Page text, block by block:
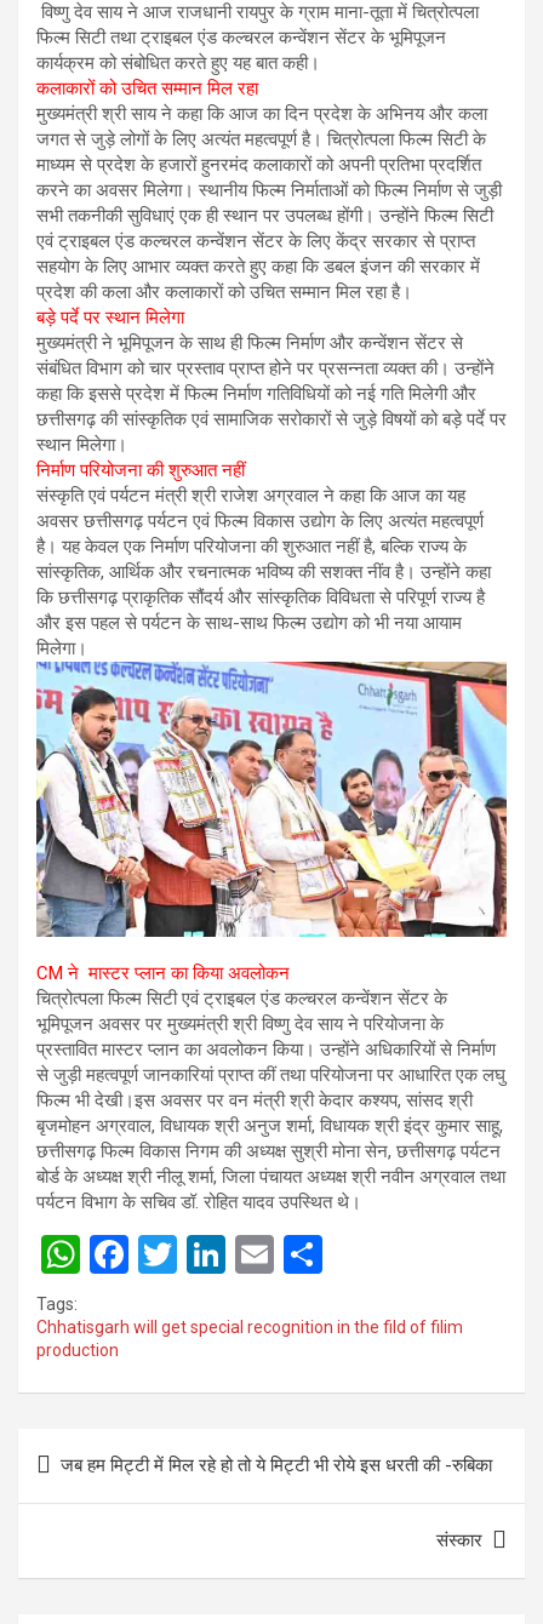
विष्णु देव साय ने आज राजधानी रायपुर के ग्राम माना-तूता में चित्रोत्पला
फिल्म सिटी तथा ट्राइबल एंड कल्चरल कन्वेंशन सेंटर के भूमिपूजन
कार्यक्रम को संबोधित करते हुए यह बात कही।
कलाकारों को उचित सम्मान मिल रहा
मुख्यमंत्री श्री साय ने कहा कि आज का दिन प्रदेश के अभिनय और कला
जगत से जुड़े लोगों के लिए अत्यंत महत्वपूर्ण है। चित्रोत्पला फिल्म सिटी के
माध्यम से प्रदेश के हजारों हुनरमंद कलाकारों को अपनी प्रतिभा प्रदर्शित
करने का अवसर मिलेगा। स्थानीय फिल्म निर्माताओं को फिल्म निर्माण से जुड़ी
सभी तकनीकी सुविधाएं एक ही स्थान पर उपलब्ध होंगी। उन्होंने फिल्म सिटी
एवं ट्राइबल एंड कल्चरल कन्वेंशन सेंटर के लिए केंद्र सरकार से प्राप्त
सहयोग के लिए आभार व्यक्त करते हुए कहा कि डबल इंजन की सरकार में
प्रदेश की कला और कलाकारों को उचित सम्मान मिल रहा है।
बड़े पर्दे पर स्थान मिलेगा
मुख्यमंत्री ने भूमिपूजन के साथ ही फिल्म निर्माण और कन्वेंशन सेंटर से
संबंधित विभाग को चार प्रस्ताव प्राप्त होने पर प्रसन्नता व्यक्त की। उन्होंने
कहा कि इससे प्रदेश में फिल्म निर्माण गतिविधियों को नई गति मिलेगी और
छत्तीसगढ़ की सांस्कृतिक एवं सामाजिक सरोकारों से जुड़े विषयों को बड़े पर्दे पर
स्थान मिलेगा।
निर्माण परियोजना की शुरुआत नहीं
संस्कृति एवं पर्यटन मंत्री श्री राजेश अग्रवाल ने कहा कि आज का यह
अवसर छत्तीसगढ़ पर्यटन एवं फिल्म विकास उद्योग के लिए अत्यंत महत्वपूर्ण
है। यह केवल एक निर्माण परियोजना की शुरुआत नहीं है, बल्कि राज्य के
सांस्कृतिक, आर्थिक और रचनात्मक भविष्य की सशक्त नींव है। उन्होंने कहा
कि छत्तीसगढ़ प्राकृतिक सौंदर्य और सांस्कृतिक विविधता से परिपूर्ण राज्य है
और इस पहल से पर्यटन के साथ-साथ फिल्म उद्योग को भी नया आयाम
मिलेगा।
CM ने मास्टर प्लान का किया अवलोकन
चित्रोत्पला फिल्म सिटी एवं ट्राइबल एंड कल्चरल कन्वेंशन सेंटर के
भूमिपूजन अवसर पर मुख्यमंत्री श्री विष्णु देव साय ने परियोजना के
प्रस्तावित मास्टर प्लान का अवलोकन किया। उन्होंने अधिकारियों से निर्माण
से जुड़ी महत्वपूर्ण जानकारियां प्राप्त कीं तथा परियोजना पर आधारित एक लघु
फिल्म भी देखी।इस अवसर पर वन मंत्री श्री केदार कश्यप, सांसद श्री
बृजमोहन अग्रवाल, विधायक श्री अनुज शर्मा, विधायक श्री इंद्र कुमार साहू,
छत्तीसगढ़ फिल्म विकास निगम की अध्यक्ष सुश्री मोना सेन, छत्तीसगढ़ पर्यटन
बोर्ड के अध्यक्ष श्री नीलू शर्मा, जिला पंचायत अध्यक्ष श्री नवीन अग्रवाल तथा
पर्यटन विभाग के सचिव डॉ. रोहित यादव उपस्थित थे।
W
at
s
A
p
p
F
ce
o
o
k
T
tt
Li
ke
n
E
ail ar
Tags:
Chhatisgarh will get special recognition in the fild of filim
production
navigation
जब हम मिट्टी में मिल रहे हो तो ये मिट्टी भी रोये इस धरती की -रुबिका
संस्कार